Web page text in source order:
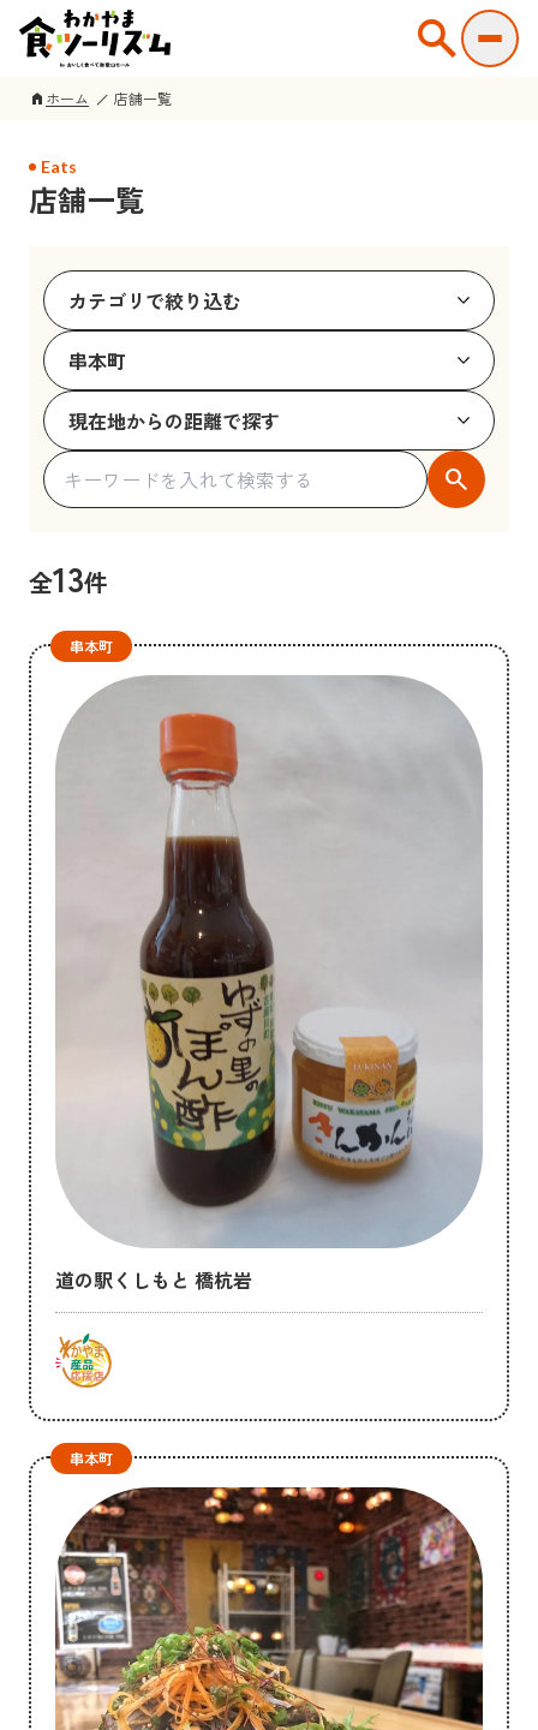
search
home ホーム 店舗一覧
Eats
店舗一覧
search
全13件
串本町
道の駅くしもと 橋杭岩
串本町